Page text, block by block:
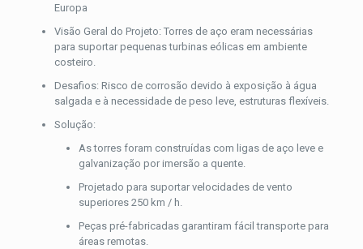
Europa
Visão Geral do Projeto: Torres de aço eram necessárias
para suportar pequenas turbinas eólicas em ambiente
costeiro.
Desafios: Risco de corrosão devido à exposição à água
salgada e à necessidade de peso leve, estruturas flexíveis.
Solução:
As torres foram construídas com ligas de aço leve e
galvanização por imersão a quente.
Projetado para suportar velocidades de vento
superiores 250 km / h.
Peças pré-fabricadas garantiram fácil transporte para
áreas remotas.